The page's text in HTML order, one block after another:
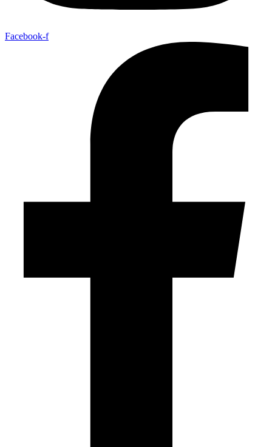
Facebook-f